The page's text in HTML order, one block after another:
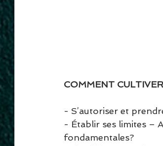
COMMENT
- S’autoriser et
- Établir ses limites –
fondamentales?